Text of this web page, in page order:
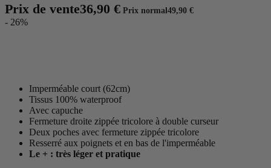
Prix de vente36,90 € Prix normal 49,90 €
- 26%
Imperméable court (62cm)
Tissus 100% waterproof
Avec capuche
Fermeture droite zippée tricolore à double curseur
Deux poches avec fermeture zippée tricolore
Resserré aux poignets et en bas de l'imperméable
Le + : très léger et pratique